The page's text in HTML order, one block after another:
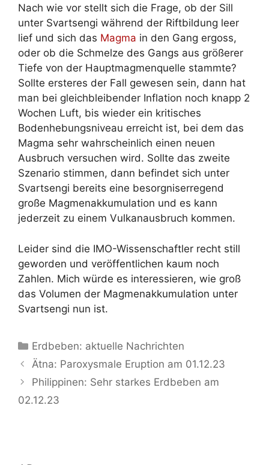
Nach wie vor stellt sich die Frage, ob der Sill
unter Svartsengi während der Riftbildung leer
lief und sich das Magma in den Gang ergoss,
oder ob die Schmelze des Gangs aus größerer
Tiefe von der Hauptmagmenquelle stammte?
Sollte ersteres der Fall gewesen sein, dann hat
man bei gleichbleibender Inflation noch knapp 2
Wochen Luft, bis wieder ein kritisches
Bodenhebungsniveau erreicht ist, bei dem das
Magma sehr wahrscheinlich einen neuen
Ausbruch versuchen wird. Sollte das zweite
Szenario stimmen, dann befindet sich unter
Svartsengi bereits eine besorgniserregend
große Magmenakkumulation und es kann
jederzeit zu einem Vulkanausbruch kommen.
Leider sind die IMO-Wissenschaftler recht still
geworden und veröffentlichen kaum noch
Zahlen. Mich würde es interessieren, wie groß
das Volumen der Magmenakkumulation unter
Svartsengi nun ist.
Kategorien
Erdbeben: aktuelle Nachrichten
Ätna: Paroxysmale Eruption am 01.12.23
Philippinen: Sehr starkes Erdbeben am
02.12.23